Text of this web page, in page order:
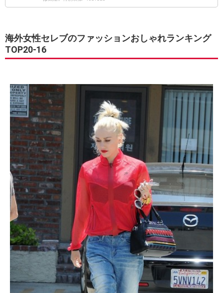
海外女性セレブのファッションおしゃれランキング
TOP20-16